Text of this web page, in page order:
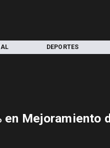
DEPORTES
en Mejoramiento